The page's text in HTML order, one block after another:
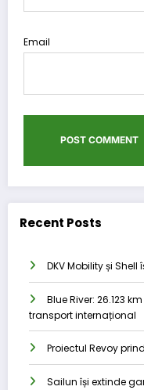
Email
Recent Posts
DKV Mobility și
Blue River: 26.123
transport internațional
Proiectul Revoy
Sailun își extinde